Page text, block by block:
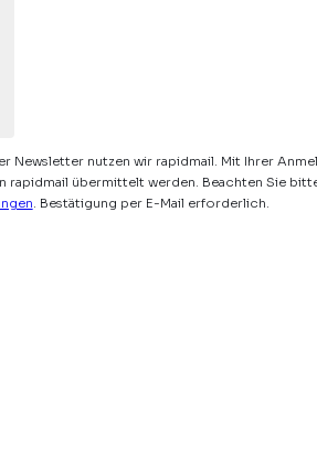
Newsletter nutzen wir rapidmail. Mit Ihrer
rapidmail übermittelt werden. Beachten Sie
. Bestätigung per E-Mail erforderlich.